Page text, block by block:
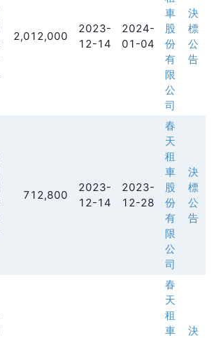
2,012,000
2023-
12-14
2024-
01-04
車
股
份
有
限
公
司
決
標
公
告
712,800
2023-
12-14
2023-
12-28
春
天
租
車
股
份
有
限
公
司
決
標
公
告
春
天
租
車
決